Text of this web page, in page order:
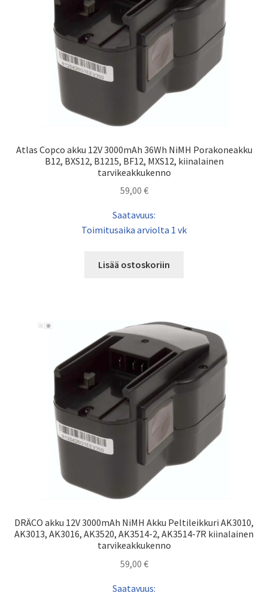
Atlas Copco akku 12V 3000mAh 36Wh NiMH Porakoneakku
B12, BXS12, B1215, BF12, MXS12, kiinalainen
tarvikeakkukenno
59,00 €
Saatavuus:
Toimitusaika arviolta 1 vk
Lisää ostoskoriin
DRÄCO akku 12V 3000mAh NiMH Akku Peltileikkuri AK3010,
AK3013, AK3016, AK3520, AK3514-2, AK3514-7R kiinalainen
tarvikeakkukenno
59,00 €
Saatavuus: